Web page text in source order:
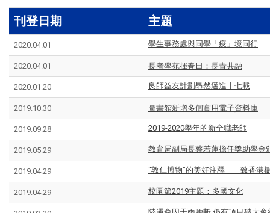
刊登日期 主題
2020.04.01 學生事務處與同學「疫」境同行
2020.04.01 長者學苑揮春日：長青共融
2020.01.20 良師益友計劃昂然邁進十七載
2019.10.30 圖書館新增多個實用電子資料庫
2019.09.28 2019-2020學年的新全職老師
2019.05.29 教育局副局長蔡若蓮擔任獎助學金
2019.04.29 “敦仁博物”的美好注釋 —— 致香港
2019.04.29 校園節2019主題：多國文化